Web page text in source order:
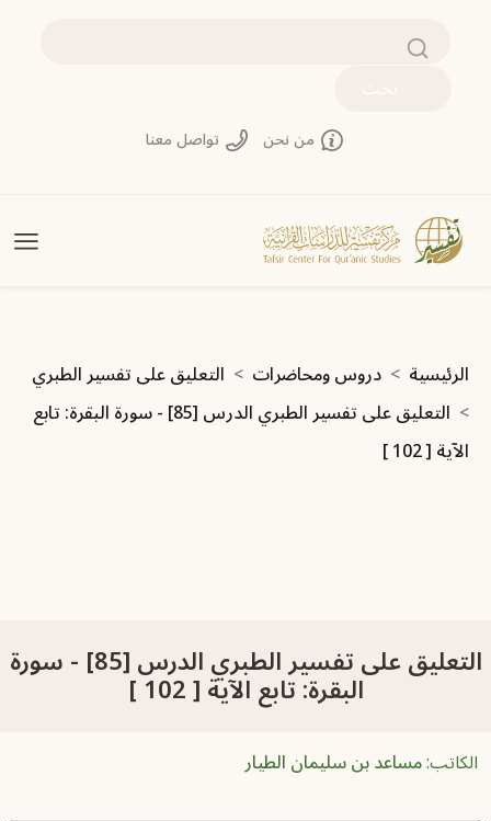
من نحن تواصل معنا
مسار التنقل
الرئيسية دروس ومحاضرات
التعليق على تفسير الطبري
التعليق على تفسير الطبري الدرس [85] - سورة البقرة: تابع
الآية [ 102 ]
التعليق على تفسير الطبري الدرس [85] - سورة
البقرة: تابع الآية [ 102 ]
الكاتب:مساعد بن سليمان الطيار